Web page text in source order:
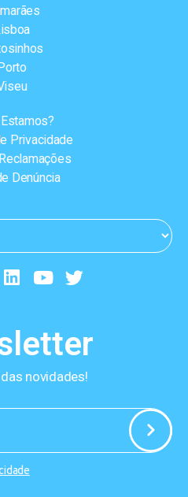
Privacidade
Denúncia
novidades!
-